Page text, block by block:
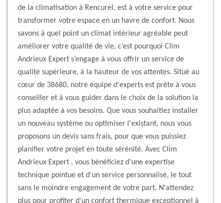
de la climatisation à Rencurel, est à votre service pour
transformer votre espace en un havre de confort. Nous
savons à quel point un climat intérieur agréable peut
améliorer votre qualité de vie, c’est pourquoi Clim
Andrieux Expert s’engage à vous offrir un service de
qualité supérieure, à la hauteur de vos attentes. Situé au
cœur de 38680, notre équipe d'experts est prête à vous
conseiller et à vous guider dans le choix de la solution la
plus adaptée à vos besoins. Que vous souhaitiez installer
un nouveau système ou optimiser l'existant, nous vous
proposons un devis sans frais, pour que vous puissiez
planifier votre projet en toute sérénité. Avec Clim
Andrieux Expert , vous bénéficiez d'une expertise
technique pointue et d'un service personnalisé, le tout
sans le moindre engagement de votre part. N'attendez
plus pour profiter d'un confort thermique exceptionnel à